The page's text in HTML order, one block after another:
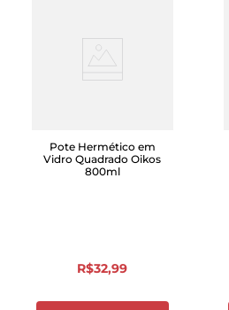
Pote Hermético em
Vidro Quadrado Oikos
800ml
R$32,99